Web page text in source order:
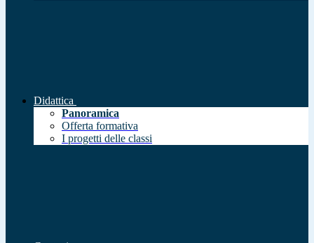
Didattica
Panoramica
Offerta formativa
I progetti delle classi